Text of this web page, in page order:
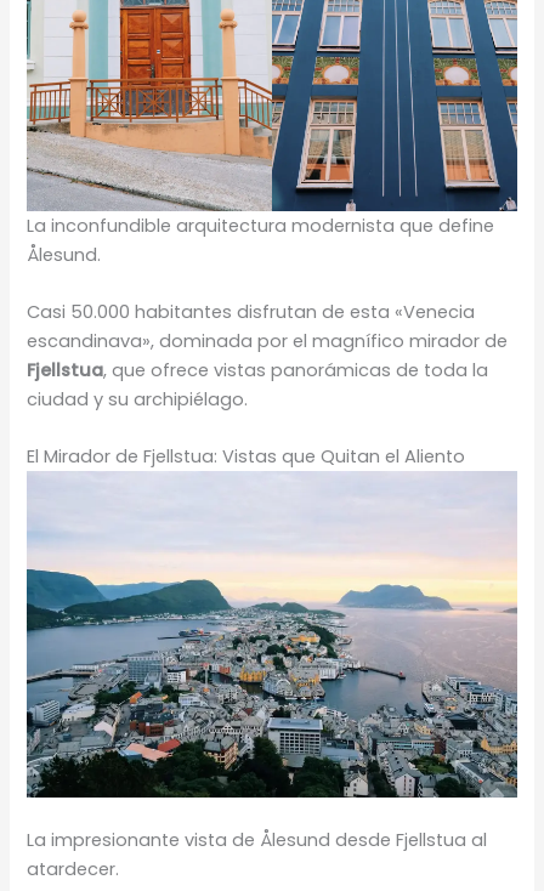
La inconfundible arquitectura modernista que define
Ålesund.
Casi 50.000 habitantes disfrutan de esta «Venecia
escandinava», dominada por el magnífico mirador de
Fjellstua, que ofrece vistas panorámicas de toda la
ciudad y su archipiélago.
El Mirador de Fjellstua: Vistas que Quitan el Aliento
La impresionante vista de Ålesund desde Fjellstua al
atardecer.